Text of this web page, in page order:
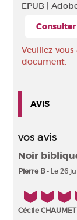
EPUB |
Veuillez
document.
AVIS
vos avis
Noir
Pierre B- Le 26
5/5
Cécile CHAUMET